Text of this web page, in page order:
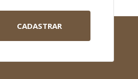
CADASTRAR